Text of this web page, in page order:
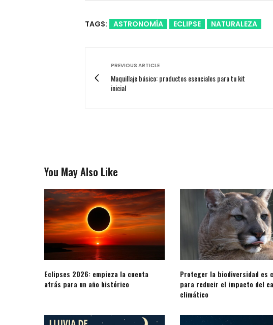
TAGS: ASTRONOMÍA ECLIPSE NATURALEZA
PREVIOUS ARTICLE
Maquillaje básico: productos esenciales para tu kit
inicial
You May Also Like
Eclipses 2026: empieza la cuenta
atrás para un año histórico
Proteger la biodiversidad es
para reducir el impacto del
climático